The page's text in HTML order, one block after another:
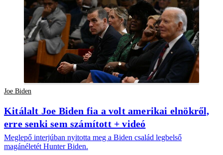
Joe Biden
Kitálalt Joe Biden fia a volt amerikai elnökről,
erre senki sem számított + videó
Meglepő interjúban nyitotta meg a Biden család legbelső
magánéletét Hunter Biden.